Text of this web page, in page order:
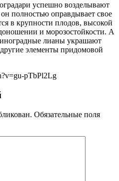
успешно возделывают
полностью оправдывает свое
в крупности плодов, высокой
и морозостойкости. А
лианы украшают
элементы придомовой
pTbPl2Lg
Обязательные поля